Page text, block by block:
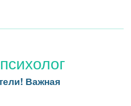
Важная